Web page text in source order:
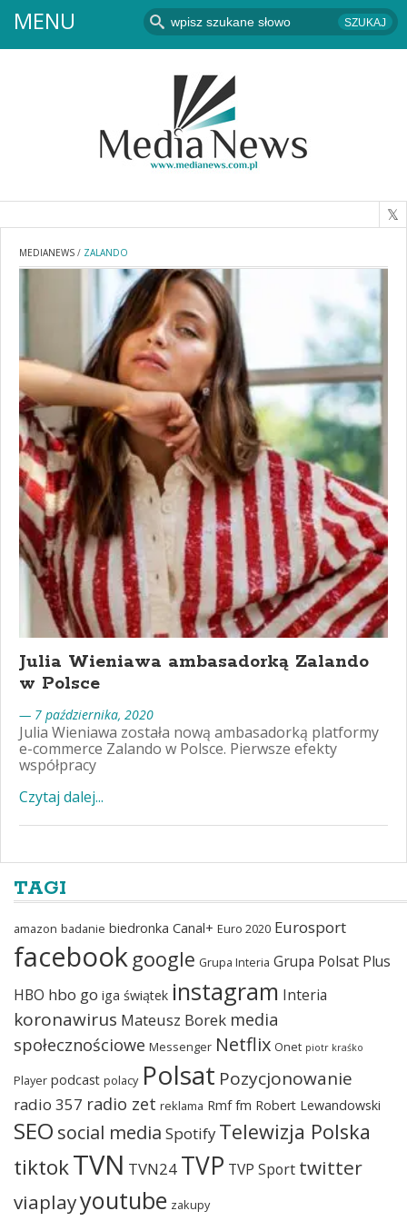
MENU
MEDIANEWS / ZALANDO
Julia Wieniawa ambasadorką Zalando
w Polsce
— 7 października, 2020
Julia Wieniawa została nową ambasadorką platformy
e-commerce Zalando w Polsce. Pierwsze efekty
współpracy
Czytaj dalej...
TAGI
amazon badanie biedronka Canal+ Euro 2020 Eurosport
facebook google Grupa Interia Grupa Polsat Plus
HBO hbo go iga świątek instagram Interia
koronawirus Mateusz Borek media
społecznościowe Messenger Netflix Onet piotr kraśko
Player podcast polacy Polsat Pozycjonowanie
radio 357 radio zet reklama Rmf fm Robert Lewandowski
SEO social media Spotify Telewizja Polska
tiktokTVN TVN24 TVP TVP Sport twitter
viaplayyoutube zakupy